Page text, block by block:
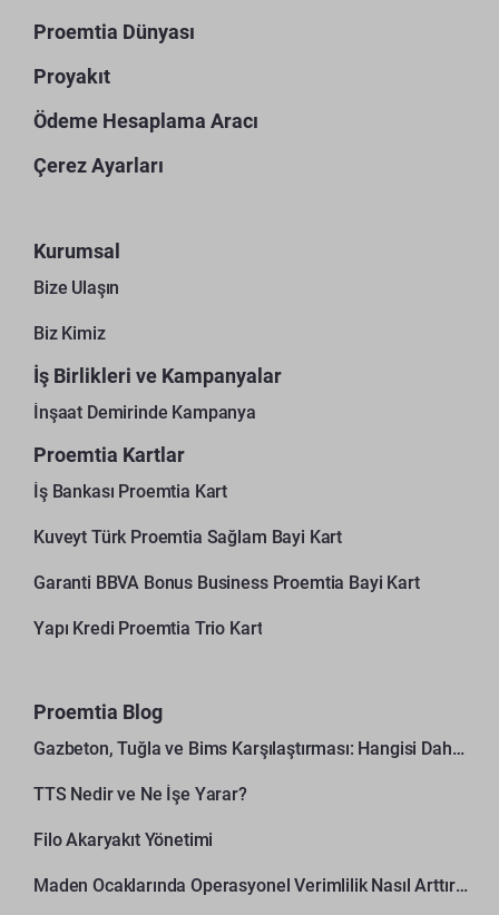
Proemtia Dünyası
Proyakıt
Ödeme Hesaplama Aracı
Çerez Ayarları
Kurumsal
Bize Ulaşın
Biz Kimiz
İş Birlikleri ve Kampanyalar
İnşaat Demirinde Kampanya
Proemtia Kartlar
İş Bankası Proemtia Kart
Kuveyt Türk Proemtia Sağlam Bayi Kart
Garanti BBVA Bonus Business Proemtia Bayi Kart
Yapı Kredi Proemtia Trio Kart
Proemtia Blog
Gazbeton, Tuğla ve Bims Karşılaştırması: Hangisi Daha Avantajlı?
TTS Nedir ve Ne İşe Yarar?
Filo Akaryakıt Yönetimi
Maden Ocaklarında Operasyonel Verimlilik Nasıl Arttırılır?